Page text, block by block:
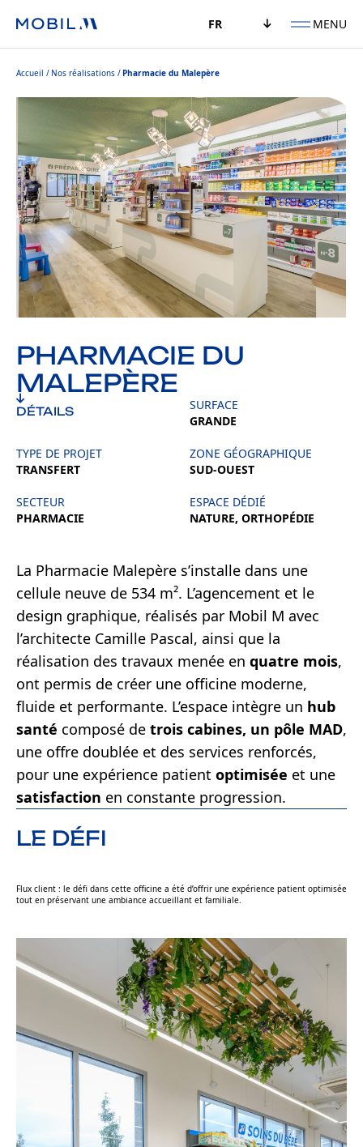
FR MENU
Accueil Nos réalisations Pharmacie du Malepère
PHARMACIE DU
MALEPÈRE
DÉTAILS
SURFACE
GRANDE
TYPE DE PROJET
TRANSFERT
ZONE GÉOGRAPHIQUE
SUD-OUEST
SECTEUR
PHARMACIE
ESPACE DÉDIÉ
NATURE, ORTHOPÉDIE
La Pharmacie Malepère s’installe dans une
cellule neuve de 534 m². L’agencement et le
design graphique, réalisés par Mobil M avec
l’architecte Camille Pascal, ainsi que la
réalisation des travaux menée en quatre mois,
ont permis de créer une officine moderne,
fluide et performante. L’espace intègre un hub
santé composé de trois cabines, un pôle MAD,
une offre doublée et des services renforcés,
pour une expérience patient optimisée et une
satisfaction en constante progression.
LE DÉFI
Flux client : le défi dans cette officine a été d’offrir une expérience patient optimisée
tout en préservant une ambiance accueillant et familiale.